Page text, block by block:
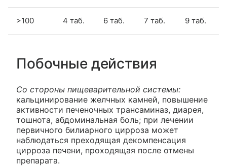
>100 4 таб. 6 таб. 7 таб. 9 таб.
Побочные действия
Со стороны пищеварительной системы:
кальцинирование желчных камней, повышение
активности печеночных трансаминаз, диарея,
тошнота, абдоминальная боль; при лечении
первичного билиарного цирроза может
наблюдаться преходящая декомпенсация
цирроза печени, проходящая после отмены
препарата.